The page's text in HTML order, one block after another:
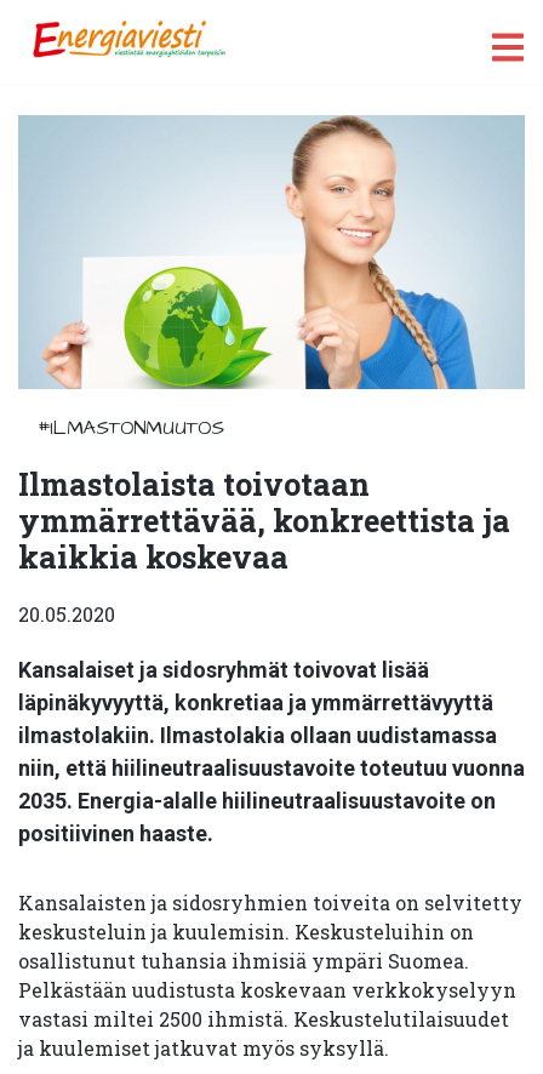
#ILMASTONMUUTOS
Ilmastolaista toivotaan
ymmärrettävää, konkreettista ja
kaikkia koskevaa
20.05.2020
Kansalaiset ja sidosryhmät toivovat lisää
läpinäkyvyyttä, konkretiaa ja ymmärrettävyyttä
ilmastolakiin. Ilmastolakia ollaan uudistamassa
niin, että hiilineutraalisuustavoite toteutuu vuonna
2035. Energia-alalle hiilineutraalisuustavoite on
positiivinen haaste.
Kansalaisten ja sidosryhmien toiveita on selvitetty
keskusteluin ja kuulemisin. Keskusteluihin on
osallistunut tuhansia ihmisiä ympäri Suomea.
Pelkästään uudistusta koskevaan verkkokyselyyn
vastasi miltei 2500 ihmistä. Keskustelutilaisuudet
ja kuulemiset jatkuvat myös syksyllä.